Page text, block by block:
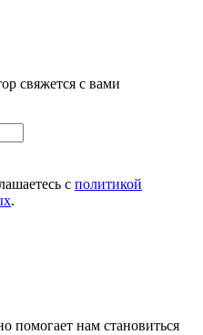
свяжется с вами
с политикой
.
нам становиться